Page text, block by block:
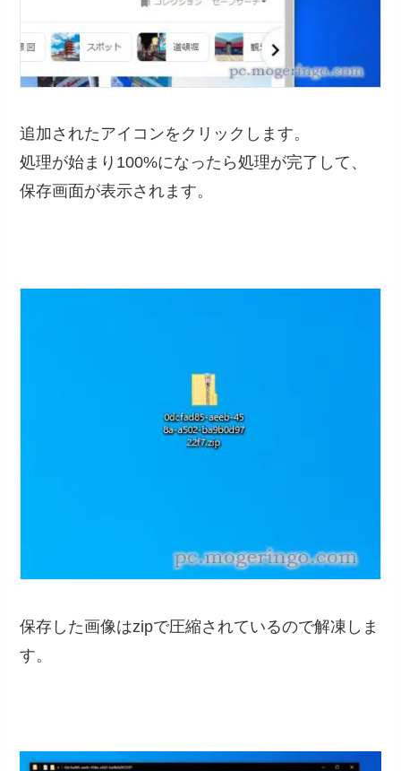
追加されたアイコンをクリックします。
処理が始まり100%になったら処理が完了して、
保存画面が表示されます。
保存した画像はzipで圧縮されているので解凍しま
す。